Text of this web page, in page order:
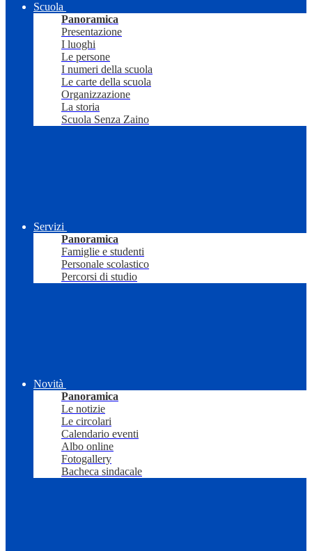
Scuola
Panoramica
Presentazione
I luoghi
Le persone
I numeri della scuola
Le carte della scuola
Organizzazione
La storia
Scuola Senza Zaino
Servizi
Panoramica
Famiglie e studenti
Personale scolastico
Percorsi di studio
Novità
Panoramica
Le notizie
Le circolari
Calendario eventi
Albo online
Fotogallery
Bacheca sindacale